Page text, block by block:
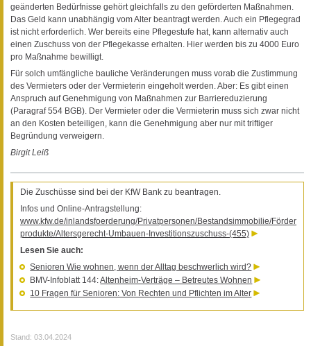
geänderten Bedürfnisse gehört gleichfalls zu den geförderten Maßnahmen.
Das Geld kann unabhängig vom Alter beantragt werden. Auch ein Pflegegrad
ist nicht erforderlich. Wer bereits eine Pflegestufe hat, kann alternativ auch
einen Zuschuss von der Pflegekasse erhalten. Hier werden bis zu 4000 Euro
pro Maßnahme bewilligt.
Für solch umfängliche bauliche Veränderungen muss vorab die Zustimmung
des Vermieters oder der Vermieterin eingeholt werden. Aber: Es gibt einen
Anspruch auf Genehmigung von Maßnahmen zur Barriereduzierung
(Paragraf 554 BGB). Der Vermieter oder die Vermieterin muss sich zwar nicht
an den Kosten beteiligen, kann die Genehmigung aber nur mit triftiger
Begründung verweigern.
Birgit Leiß
Die Zuschüsse sind bei der KfW Bank zu beantragen.
Infos und Online-Antragstellung:
www.kfw.de/inlandsfoerderung/Privatpersonen/Bestandsimmobilie/Förder
produkte/Altersgerecht-Umbauen-Investitionszuschuss-(455)
Lesen Sie auch:
Senioren Wie wohnen, wenn der Alltag beschwerlich wird?
BMV-Infoblatt 144:Altenheim-Verträge – Betreutes Wohnen
10 Fragen für Senioren: Von Rechten und Pflichten im Alter
Stand: 03.04.2024